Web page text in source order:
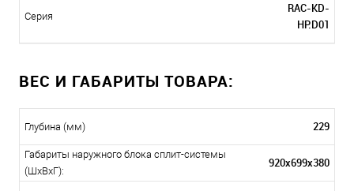
Серия
RAC-KD-
HP.D01
ВЕС И ГАБАРИТЫ ТОВАРА:
Глубина (мм) 229
Габариты наружного блока сплит-системы
(ШxВxГ):
920x699x380